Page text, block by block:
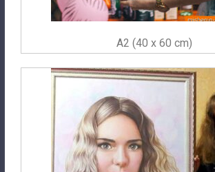
A2 (40 x 60 cm)